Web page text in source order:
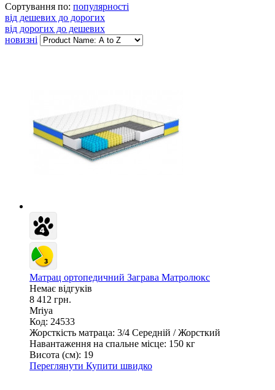
Сортування по: популярності
від дешевих до дорогих
від дорогих до дешевих
новизні
Матрац ортопедичний Заграва Матролюкс
Немає відгуків
8 412 грн.
Mriya
Код: 24533
Жорсткість матраца: 3/4 Середній / Жорсткий
Навантаження на спальне місце: 150 кг
Висота (см): 19
Переглянути Купити швидко